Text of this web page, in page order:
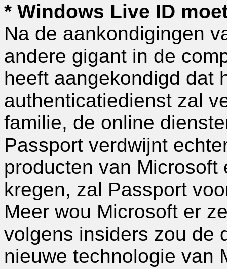
* Windows Live ID
Na de aankondigingen
andere gigant in de
heeft aangekondigd dat
authenticatiedienst zal
familie, de online
Passport verdwijnt
producten van
kregen, zal Passport
Meer wou Microsoft er
volgens insiders zou de
nieuwe technologie van